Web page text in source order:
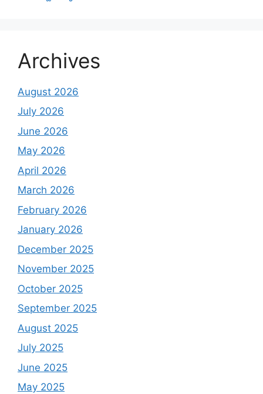
Archives
August 2026
July 2026
June 2026
May 2026
April 2026
March 2026
February 2026
January 2026
December 2025
November 2025
October 2025
September 2025
August 2025
July 2025
June 2025
May 2025